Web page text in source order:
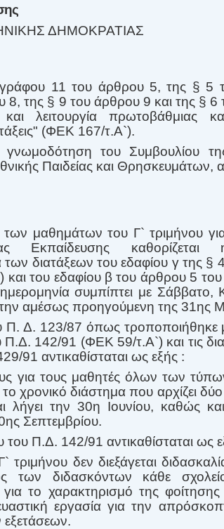
ΔΗΜΟΚΡΑΤΙΑΣ
11 του άρθρου 5, της § 5
της § 9 του άρθρου 9 και της § 6
λειτουργία πρωτοβάθμιας και
(ΦΕΚ 167/τ.Α`).
του Συμβουλίου
Παιδείας και Θρησκευμάτων,
μαθημάτων του Γ` τριμήνου για
Εκπαίδευσης
διατάξεων του εδαφίου γ της §
του εδαφίου β του άρθρου 5
συμπίπτει με Σάββατο,
αμέσως προηγούμενη της 31ης
Δ. 123/87 όπως τροποποιήθηκε με
142/91 (ΦΕΚ 59/τ.Α`) και τις
91 αντικαθίσταται ως εξής :
για τους μαθητές όλων των
χρονικό διάστημα που αρχίζει
λήγει την 30η Ιουνίου, καθώς
Σεπτεμβρίου.
Π.Δ. 142/91 αντικαθίσταται ως
τριμήνου δεν διεξάγεται
διδασκόντων κάθε σχολείο
για το χαρακτηρισμό της
εργασία για την